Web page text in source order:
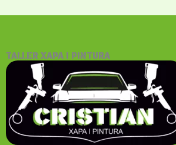
TALLER XAPA I PINTURA